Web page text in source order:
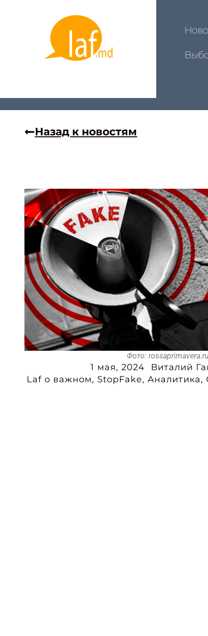
Назад к новостям
Фото: rossaprimavera.ru
1 мая, 2024
Виталий
Laf o важном, StopFake, Аналитика,